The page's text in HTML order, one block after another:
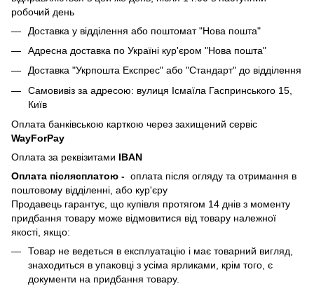
робочий день
Доставка у відділення або поштомат "Нова пошта"
Адресна доставка по Україні кур'єром "Нова пошта"
Доставка "Укрпошта Експрес" або "Стандарт" до відділення
Самовивіз за адресою: вулиця Ісмаїла Гаспринського 15,
Київ
Оплата банківською карткою через захищений сервіс
WayForPay
Оплата за реквізитами IBAN
Оплата післясплатою - оплата після огляду та отримання в
поштовому відділенні, або кур'єру
Продавець гарантує, що купівля протягом 14 днів з моменту
придбання товару може відмовитися від товару належної
якості, якщо:
Товар не ведеться в експлуатацію і має товарний вигляд,
знаходиться в упаковці з усіма ярликами, крім того, є
документи на придбання товару.